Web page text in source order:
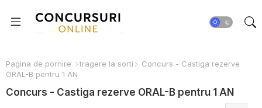
Pagina de pornire tragere la sorti
Concurs - Castiga rezerve
ORAL-B pentru 1 AN
Concurs - Castiga rezerve ORAL-B pentru 1 AN